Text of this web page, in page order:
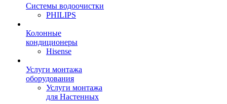
Системы водоочистки
PHILIPS
Колонные
кондиционеры
Hisense
Услуги монтажа
оборудования
Услуги монтажа
для Настенных